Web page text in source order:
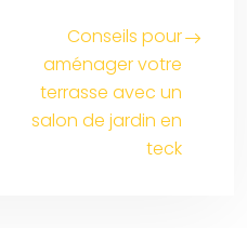
Conseils pour
aménager votre
terrasse avec un
salon de jardin en
teck